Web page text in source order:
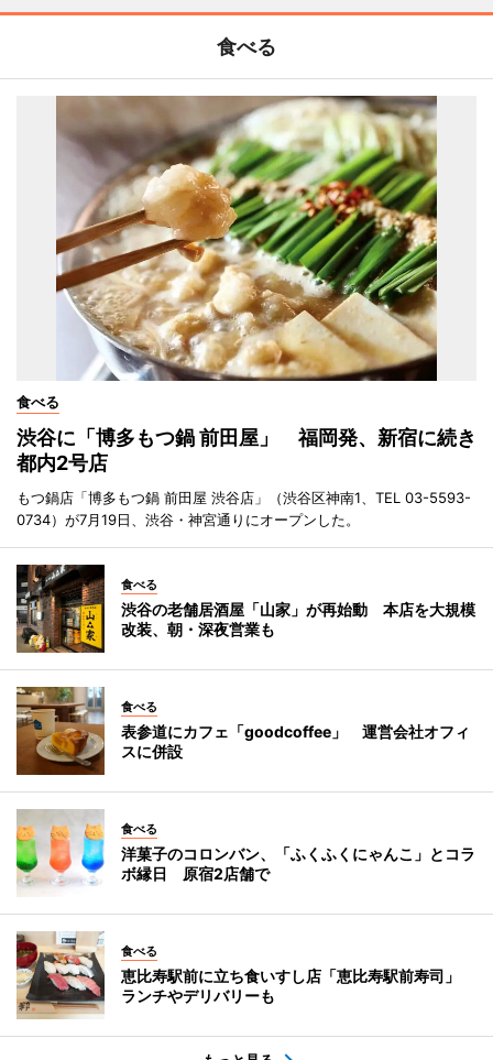
食べる
食べる
渋谷に「博多もつ鍋 前田屋」 福岡発、新宿に続き
都内2号店
もつ鍋店「博多もつ鍋 前田屋 渋谷店」（渋谷区神南1、TEL 03-5593-
0734）が7月19日、渋谷・神宮通りにオープンした。
食べる
渋谷の老舗居酒屋「山家」が再始動 本店を大規模
改装、朝・深夜営業も
食べる
表参道にカフェ「goodcoffee」 運営会社オフィ
スに併設
食べる
洋菓子のコロンバン、「ふくふくにゃんこ」とコラ
ボ縁日 原宿2店舗で
食べる
恵比寿駅前に立ち食いすし店「恵比寿駅前寿司」
ランチやデリバリーも